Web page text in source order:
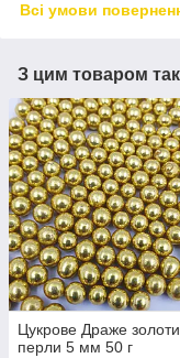
Всі умови
З цим товаром
Цукрове Драже
перли 5 мм 50 г